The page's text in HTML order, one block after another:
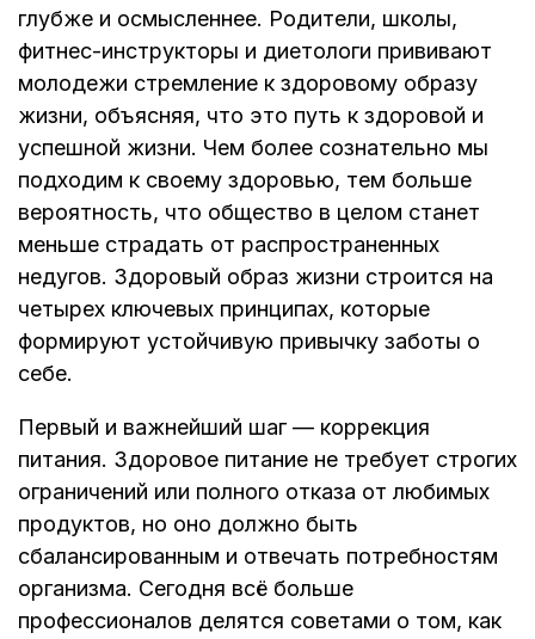
глубже и осмысленнее. Родители, школы,
фитнес-инструкторы и диетологи прививают
молодежи стремление к здоровому образу
жизни, объясняя, что это путь к здоровой и
успешной жизни. Чем более сознательно мы
подходим к своему здоровью, тем больше
вероятность, что общество в целом станет
меньше страдать от распространенных
недугов. Здоровый образ жизни строится на
четырех ключевых принципах, которые
формируют устойчивую привычку заботы о
себе.
Первый и важнейший шаг — коррекция
питания. Здоровое питание не требует строгих
ограничений или полного отказа от любимых
продуктов, но оно должно быть
сбалансированным и отвечать потребностям
организма. Сегодня всё больше
профессионалов делятся советами о том, как